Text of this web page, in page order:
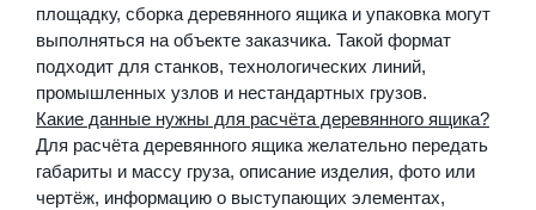
площадку, сборка деревянного ящика и упаковка могут
выполняться на объекте заказчика. Такой формат
подходит для станков, технологических линий,
промышленных узлов и нестандартных грузов.
Какие данные нужны для расчёта деревянного ящика?
Для расчёта деревянного ящика желательно передать
габариты и массу груза, описание изделия, фото или
чертёж, информацию о выступающих элементах,